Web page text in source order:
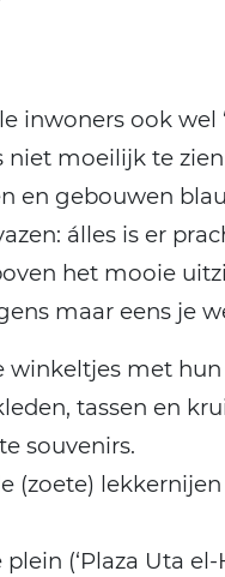
inwoners ook wel
niet moeilijk te
en gebouwen
álles is er
het mooie
maar eens je
winkeltjes met
tassen en
souvenirs.
(zoete)
(‘Plaza Uta